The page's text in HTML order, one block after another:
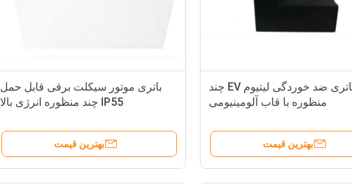
باتری موتور سیکلت برقی قابل حمل
IP55 چند منظوره انرژی بالا
بهترین قیمت
باتری ضد خوردگی لیتیوم EV چند
منظوره با قاب آلومینیومی
بهترین قیمت